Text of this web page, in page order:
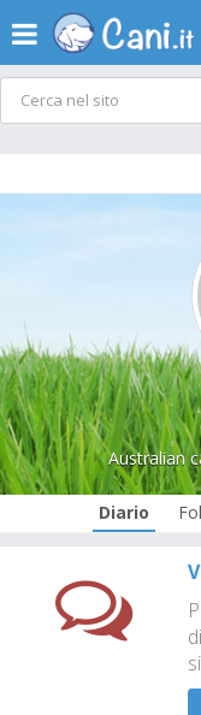
Australian
Diario